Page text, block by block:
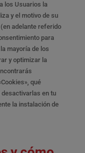
los Usuarios la
y el motivo de su
adelante referido
para
mayoría de los
y optimizar la
qué
en tu
la instalación de